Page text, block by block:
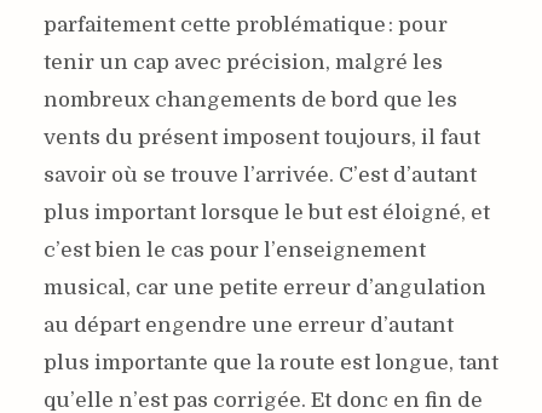
parfaitement cette problématique : pour
tenir un cap avec précision, malgré les
nombreux changements de bord que les
vents du présent imposent toujours, il faut
savoir où se trouve l’arrivée. C’est d’autant
plus important lorsque le but est éloigné, et
c’est bien le cas pour l’enseignement
musical, car une petite erreur d’angulation
au départ engendre une erreur d’autant
plus importante que la route est longue, tant
qu’elle n’est pas corrigée. Et donc en fin de